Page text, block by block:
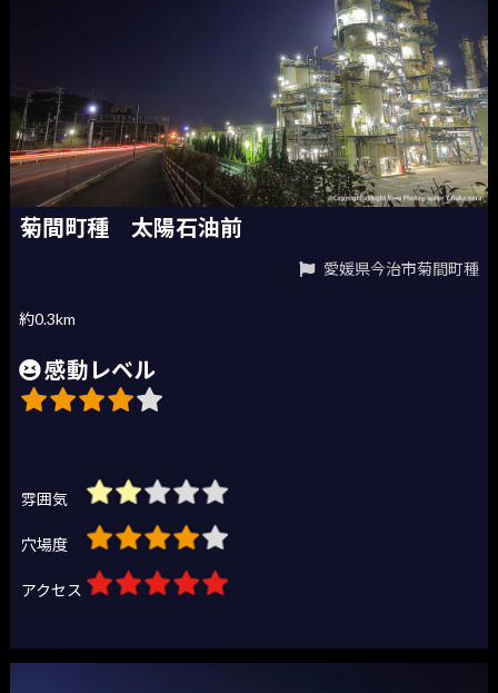
菊間町種 太陽石油前
愛媛県今治市菊間町種
約0.3km
感動レベル
雰囲気
穴場度
アクセス